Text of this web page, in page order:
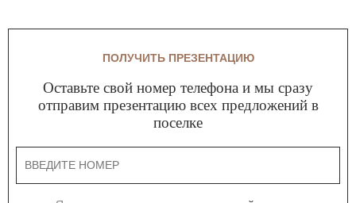
ПОЛУЧИТЬ ПРЕЗЕНТАЦИЮ
Оставьте свой номер телефона и мы сразу
отправим презентацию всех предложений в
поселке